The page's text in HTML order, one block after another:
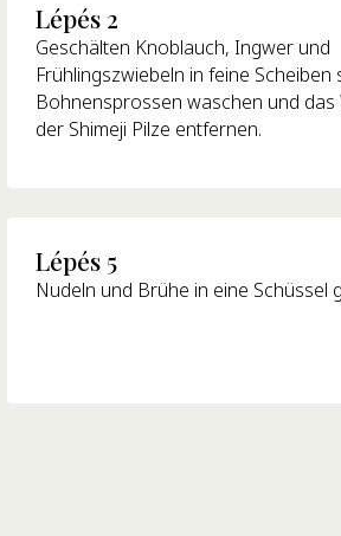
Lépés 2
Geschälten Knoblauch, Ingwer und
Frühlingszwiebeln in feine Scheiben
Bohnensprossen waschen und das
der Shimeji Pilze entfernen.
Lépés 5
Nudeln und Brühe in eine Schüssel